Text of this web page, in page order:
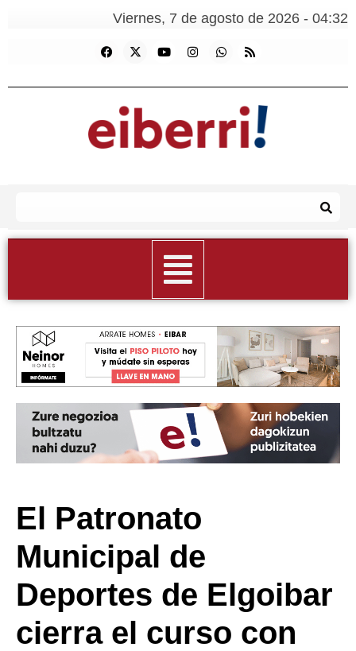
Viernes, 7 de agosto de 2026 - 04:32
El Patronato
Municipal de
Deportes de Elgoibar
cierra el curso con